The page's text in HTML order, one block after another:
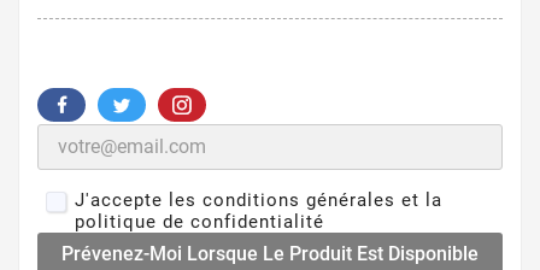
J'accepte les conditions générales et la
politique de confidentialité
Prévenez-Moi Lorsque Le Produit Est Disponible